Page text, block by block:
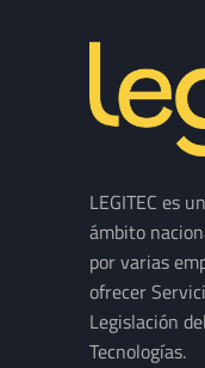
LEGITEC es
ámbito
por varias
ofrecer
Legislación
Tecnologías.